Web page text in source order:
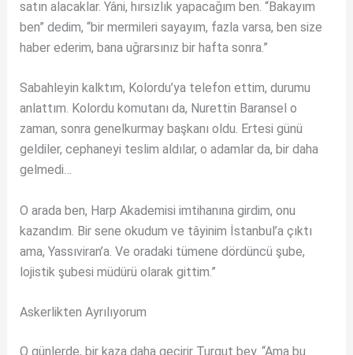
satın alacaklar. Yâni, hırsızlık yapacağım ben. “Bakayım
ben” dedim, “bir mermileri sayayım, fazla varsa, ben size
haber ederim, bana uğrarsınız bir hafta sonra.”
Sabahleyin kalktım, Kolordu’ya telefon ettim, durumu
anlattım. Kolordu komutanı da, Nurettin Baransel o
zaman, sonra genelkurmay başkanı oldu. Ertesi günü
geldiler, cephaneyi teslim aldılar, o adamlar da, bir daha
gelmedi…
O arada ben, Harp Akademisi imtihanına girdim, onu
kazandım. Bir sene okudum ve tâyinim İstanbul’a çıktı
ama, Yassıviran’a. Ve oradaki tümene dördüncü şube,
lojistik şubesi müdürü olarak gittim.”
Askerlikten Ayrılıyorum
O günlerde, bir kaza daha geçirir Turgut bey. “Ama bu